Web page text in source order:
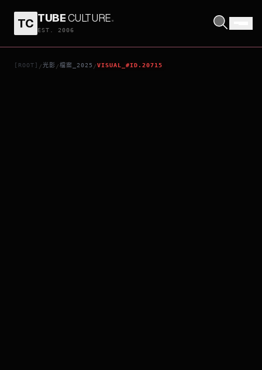
TC TUBECULTURE.
EST. 2006
[ROOT] /光影 /檔案_2025 /VISUAL_#ID.20715
侵愛家人